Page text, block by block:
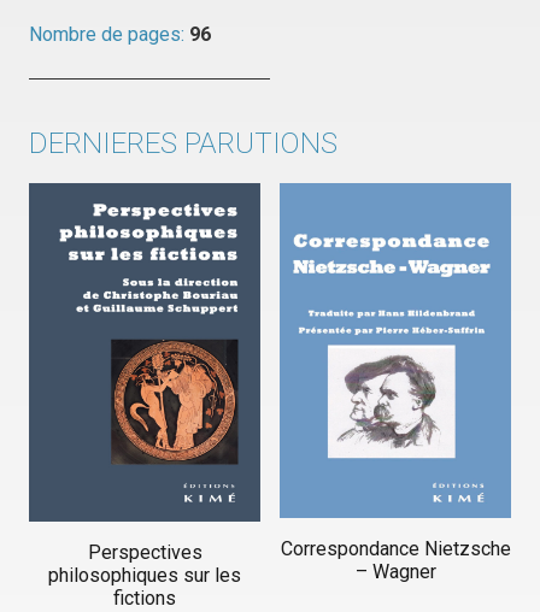
Nombre de pages: 96
DERNIERES PARUTIONS
Perspectives
philosophiques sur les
fictions
Correspondance Nietzsche
– Wagner